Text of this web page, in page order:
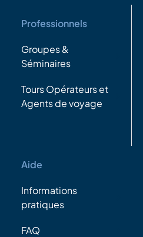
Professionnels
Groupes &
Séminaires
Tours Opérateurs et
Agents de voyage
Aide
Informations
pratiques
FAQ